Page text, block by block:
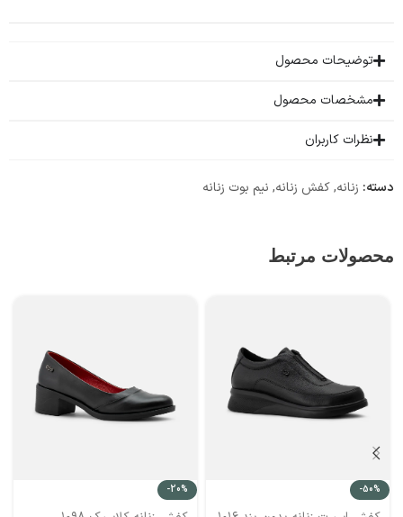
توضیحات محصول
مشخصات محصول
نظرات کاربران
دسته: زنانه,کفش زنانه, نیم بوت زنانه
محصولات مرتبط
-50%
-20%